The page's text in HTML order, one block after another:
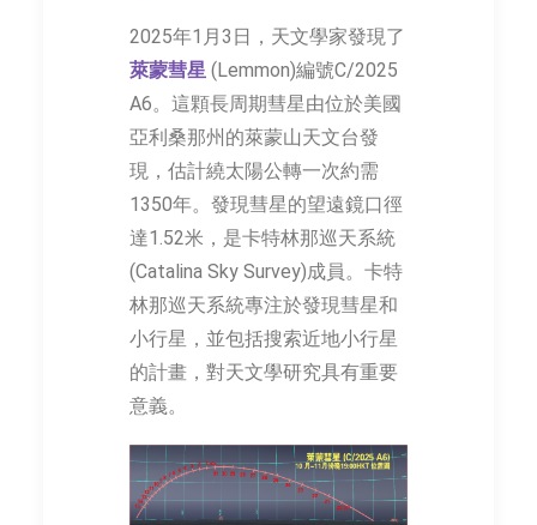
2025年1月3日，天文學家發現了
萊蒙彗星 (Lemmon)編號C/2025
A6。這顆長周期彗星由位於美國
亞利桑那州的萊蒙山天文台發
現，估計繞太陽公轉一次約需
1350年。發現彗星的望遠鏡口徑
達1.52米，是卡特林那巡天系統
(Catalina Sky Survey)成員。卡特
林那巡天系統專注於發現彗星和
小行星，並包括搜索近地小行星
的計畫，對天文學研究具有重要
意義。